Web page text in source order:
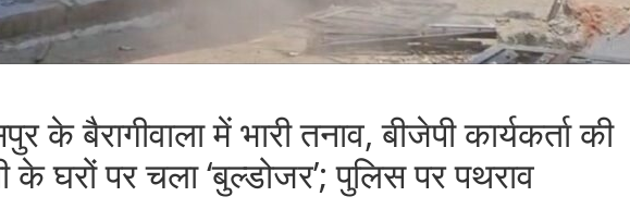
के बैरागीवाला में भारी तनाव, बीजेपी कार्यकर्ता की
के घरों पर चला ‘बुल्डोजर’; पुलिस पर पथराव